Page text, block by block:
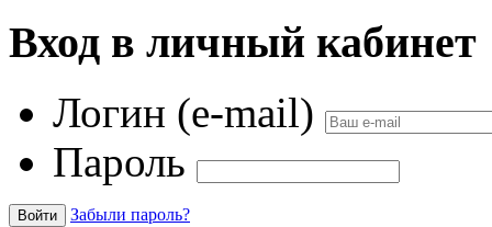
Вход в личный кабинет
Логин (e-mail)
Пароль
Забыли пароль?